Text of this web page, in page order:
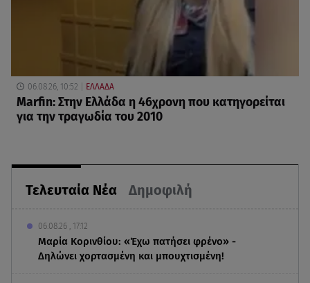
Τελευταία Νέα Δημοφιλή
06.08.26 , 17:12
Μαρία Κορινθίου: «Έχω πατήσει φρένο» -
Δηλώνει χορτασμένη και μπουχτισμένη!
06.08.26, 10:52 ΕΛΛΑΔΑ
Marfin: Στην Ελλάδα η 46χρονη που κατηγορείται
για την τραγωδία του 2010